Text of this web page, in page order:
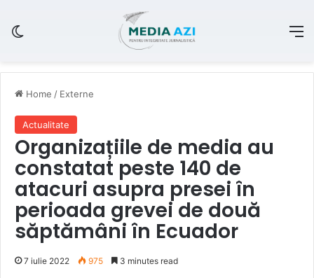
Home / Externe
Actualitate
Organizațiile de media au
constatat peste 140 de
atacuri asupra presei în
perioada grevei de două
săptămâni în Ecuador
7 iulie 2022 975 3 minutes read